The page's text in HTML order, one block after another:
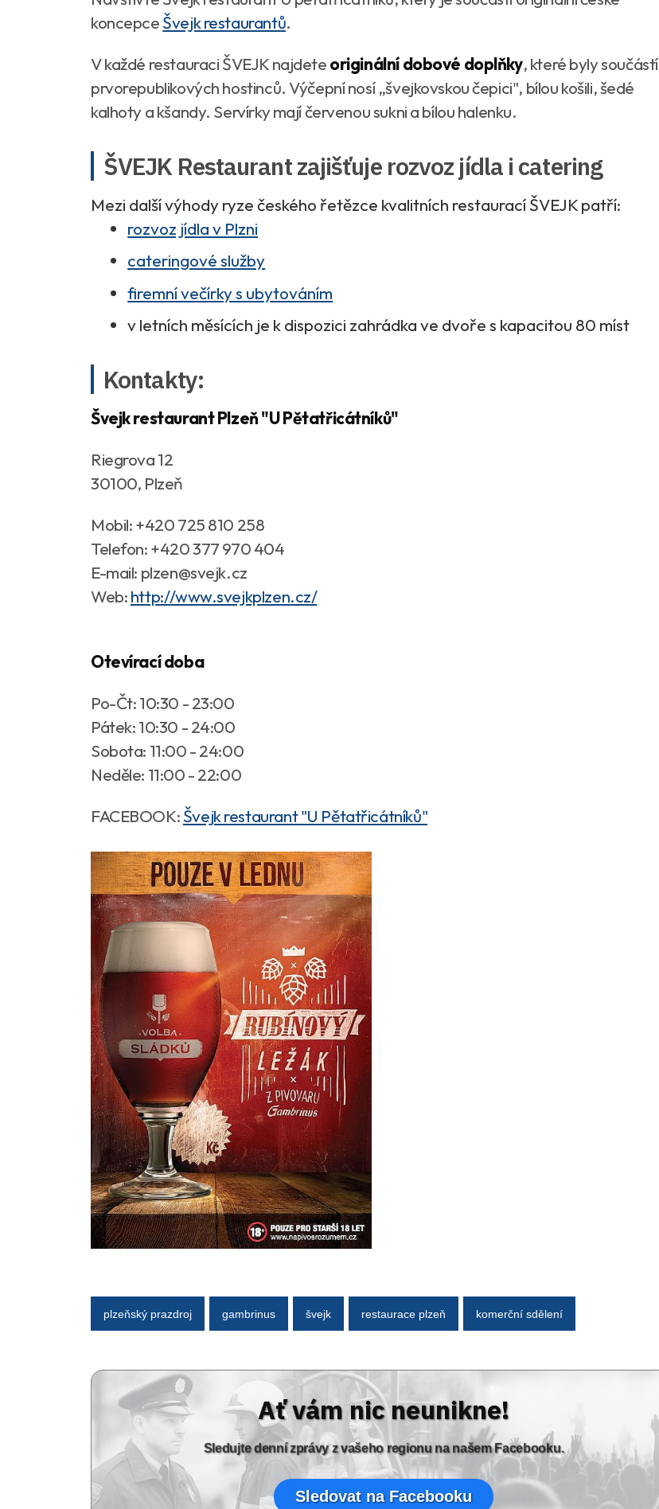
koncepceŠvejk restaurantů.
V každé restauraci ŠVEJK najdeteoriginální dobové doplňky, které byly součástí
prvorepublikových hostinců. Výčepní nosí „švejkovskou čepici", bílou košili, šedé
kalhoty a kšandy. Servírky mají červenou sukni a bílou halenku.
ŠVEJK Restaurant zajišťuje rozvoz jídla i catering
Mezi další výhody ryze českého řetězce kvalitních restaurací ŠVEJK patří:
rozvoz jídla v Plzni
cateringové služby
firemní večírky s ubytováním
v letních měsících je k dispozici zahrádka ve dvoře s kapacitou 80 míst
Kontakty:
Švejk restaurant Plzeň "U Pětatřicátníků"
Riegrova 12
30100, Plzeň
Mobil: +420 725 810 258
Telefon: +420 377 970 404
E-mail: plzen@svejk.cz
Web:http://www.svejkplzen.cz/
Otevírací doba
Po-Čt: 10:30 - 23:00
Pátek: 10:30 - 24:00
Sobota: 11:00 - 24:00
Neděle: 11:00 - 22:00
FACEBOOK:Švejk restaurant "U Pětatřicátníků"
plzeňský prazdroj gambrinus švejk restaurace plzeň komerční sdělení
Ať vám nic neunikne!
Sledujte denní zprávy z vašeho regionu na našem Facebooku.
Sledovat na Facebooku